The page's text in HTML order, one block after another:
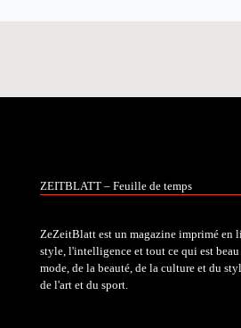
ZEITBLATT – Feuille de temps
ZeZeitBlatt est un magazine imprimé en
style, l'intelligence et tout ce qui est beau
mode, de la beauté, de la culture et du
de l'art et du sport.